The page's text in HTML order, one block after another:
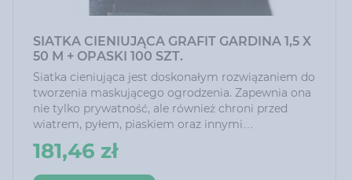
SIATKA CIENIUJĄCA GRAFIT GARDINA 1,5 X
50 M + OPASKI 100 SZT.
Siatka cieniująca jest doskonałym rozwiązaniem do
tworzenia maskującego ogrodzenia. Zapewnia ona
nie tylko prywatność, ale również chroni przed
wiatrem, pyłem, piaskiem oraz innymi
zanieczyszczeniami. Dzięki niej można cieszyć się
siedzeniem na tarasie czy w ogrodzie nawet przy
silnym wietrze.
181,46 zł